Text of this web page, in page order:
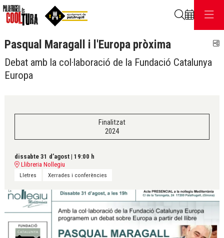
Pasqual Maragall i l'Europa pròxima
Debat amb la col·laboració de la Fundació Catalunya
Europa
Finalitzat
2024
dissabte 31 d’agost | 19:00 h
Llibreria Nollegiu
Lletres Xerrades i conferències